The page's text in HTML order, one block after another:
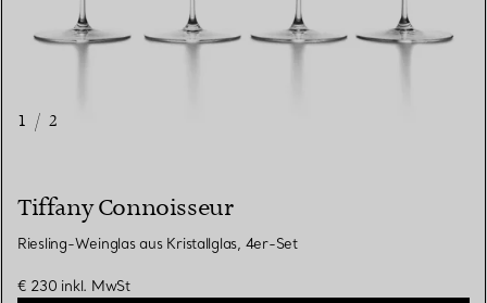
1 / 2
Tiffany Connoisseur
Riesling-Weinglas aus Kristallglas, 4er-Set
€ 230 inkl. MwSt